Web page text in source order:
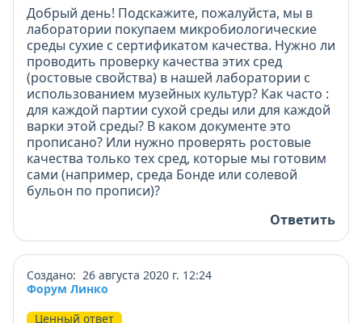
Добрый день! Подскажите, пожалуйста, мы в
лаборатории покупаем микробиологические
среды сухие с сертификатом качества. Нужно ли
проводить проверку качества этих сред
(ростовые свойства) в нашей лаборатории с
использованием музейных культур? Как часто :
для каждой партии сухой среды или для каждой
варки этой среды? В каком документе это
прописано? Или нужно проверять ростовые
качества только тех сред, которые мы готовим
сами (например, среда Бонде или солевой
бульон по прописи)?
Ответить
Создано: 26 августа 2020 г. 12:24
Форум Линко
Ценный ответ